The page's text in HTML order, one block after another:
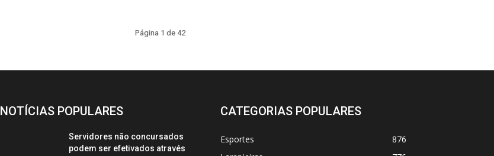
Página 1 de 42
NOTÍCIAS POPULARES
Servidores não concursados
podem ser efetivados através
CATEGORIAS POPULARES
Esportes
876